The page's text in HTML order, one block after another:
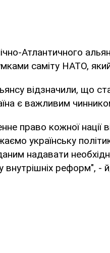
Атлантичного
саміту НАТО,
відзначили, що
є важливим
право кожної нації
українську
надавати
внутрішніх реформ", -